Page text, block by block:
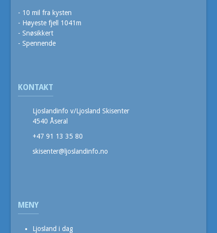
- 10 mil fra kysten
- Høyeste fjell 1041m
- Snøsikkert
- Spennende
KONTAKT
Ljoslandinfo v/Ljosland Skisenter
4540 Åseral
+47 91 13 35 80
skisenter@ljoslandinfo.no
MENY
Ljosland i dag